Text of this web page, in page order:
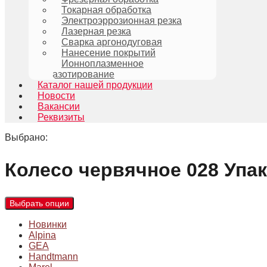
Токарная обработка
Электроэррозионная резка
Лазерная резка
Сварка аргонодуговая
Нанесение покрытий
Ионноплазменное
азотирование
Каталог нашей продукции
Новости
Вакансии
Реквизиты
Выбрано:
Колесо червячное 028
Выбрать опции
Новинки
Alpina
GEA
Handtmann